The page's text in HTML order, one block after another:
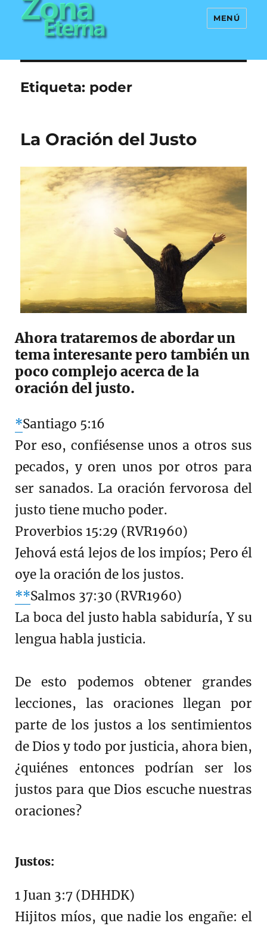
Zona Eterna
MENÚ
Etiqueta: poder
La Oración del Justo
Ahora trataremos de abordar un
tema interesante pero también un
poco complejo acerca de la
oración del justo.
*Santiago 5:16
Por eso, confiésense unos a otros sus
pecados, y oren unos por otros para
ser sanados. La oración fervorosa del
justo tiene mucho poder.
Proverbios 15:29 (RVR1960)
Jehová está lejos de los impíos; Pero él
oye la oración de los justos.
**Salmos 37:30 (RVR1960)
La boca del justo habla sabiduría, Y su
lengua habla justicia.
De esto podemos obtener grandes
lecciones, las oraciones llegan por
parte de los justos a los sentimientos
de Dios y todo por justicia, ahora bien,
¿quiénes entonces podrían ser los
justos para que Dios escuche nuestras
oraciones?
Justos:
1 Juan 3:7 (DHHDK)
Hijitos míos, que nadie los engañe: el